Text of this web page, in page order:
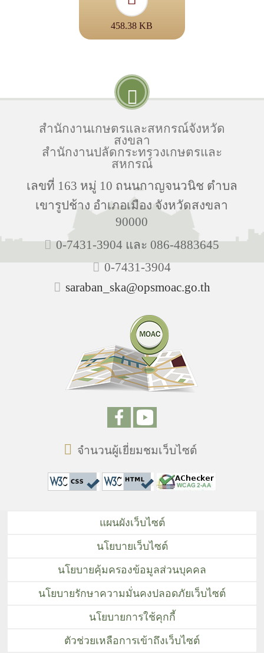
458.38 KB
สำนักงานเกษตรและสหกรณ์จังหวัด
สงขลา
สำนักงานปลัดกระทรวงเกษตรและ
สหกรณ์
เลขที่ 163 หมู่ 10 ถนนกาญจนวนิช ตำบล
เขารูปช้าง อำเภอเมือง จังหวัดสงขลา
90000
0-7431-3904 และ 086-4883645
0-7431-3904
saraban_ska@opsmoac.go.th
จำนวนผู้เยี่ยมชมเว็บไซต์
แผนผังเว็บไซต์
นโยบายเว็บไซต์
นโยบายคุ้มครองข้อมูลส่วนบุคคล
นโยบายรักษาความมั่นคงปลอดภัยเว็บไซต์
นโยบายการใช้คุกกี้
ตัวช่วยเหลือการเข้าถึงเว็บไซต์